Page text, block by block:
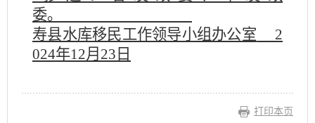
委。
寿县水库移民工作领导小组办公室 2
024年12月 23 日
打印本页